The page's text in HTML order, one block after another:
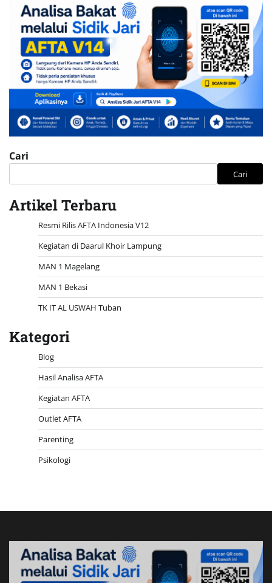
Cari
Cari
Artikel Terbaru
Resmi Rilis AFTA Indonesia V12
Kegiatan di Daarul Khoir Lampung
MAN 1 Magelang
MAN 1 Bekasi
TK IT AL USWAH Tuban
Kategori
Blog
Hasil Analisa AFTA
Kegiatan AFTA
Outlet AFTA
Parenting
Psikologi